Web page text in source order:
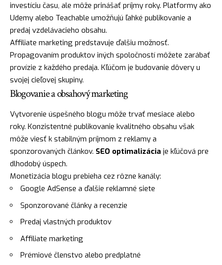
investíciu času, ale môže prinášať príjmy roky. Platformy ako
Udemy alebo Teachable umožňujú ľahké publikovanie a
predaj vzdelávacieho obsahu.
Affiliate marketing predstavuje ďalšiu možnosť.
Propagovaním produktov iných spoločností môžete zarábať
provízie z každého predaja. Kľúčom je budovanie dôvery u
svojej cieľovej skupiny.
Blogovanie a obsahový marketing
Vytvorenie úspešného blogu môže trvať mesiace alebo
roky. Konzistentné publikovanie kvalitného obsahu však
môže viesť k stabilným príjmom z reklamy a
sponzorovaných článkov. SEO optimalizácia je kľúčová pre
dlhodobý úspech.
Monetizácia blogu prebieha cez rôzne kanály:
Google AdSense a ďalšie reklamné siete
Sponzorované články a recenzie
Predaj vlastných produktov
Affiliate marketing
Prémiové členstvo alebo predplatné